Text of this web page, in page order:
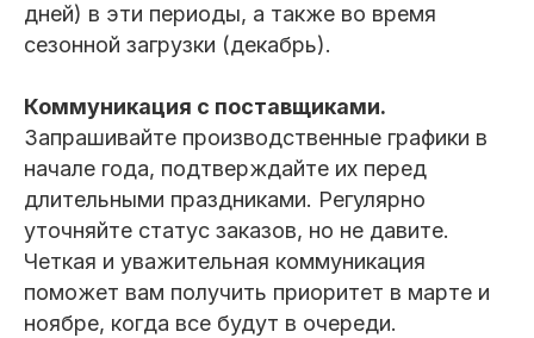
дней) в эти периоды, а также во время
сезонной загрузки (декабрь).
Коммуникация с поставщиками.
Запрашивайте производственные графики в
начале года, подтверждайте их перед
длительными праздниками. Регулярно
уточняйте статус заказов, но не давите.
Четкая и уважительная коммуникация
поможет вам получить приоритет в марте и
ноябре, когда все будут в очереди.